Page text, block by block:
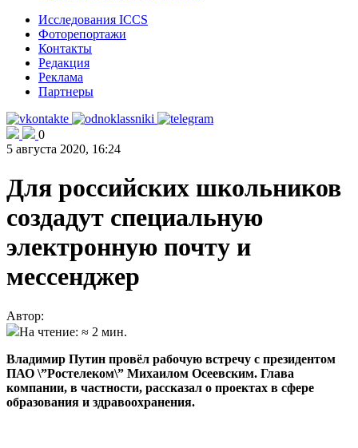
Исследования ICCS
Фоторепортажи
Контакты
Редакция
Реклама
Партнеры
0
5 августа 2020, 16:24
Для российских школьников
создадут специальную
электронную почту и
мессенджер
Автор:
На чтение: ≈ 2 мин.
Владимир Путин провёл рабочую встречу с президентом
ПАО \”Ростелеком\” Михаилом Осеевским. Глава
компании, в частности, рассказал о проектах в сфере
образования и здравоохранения.